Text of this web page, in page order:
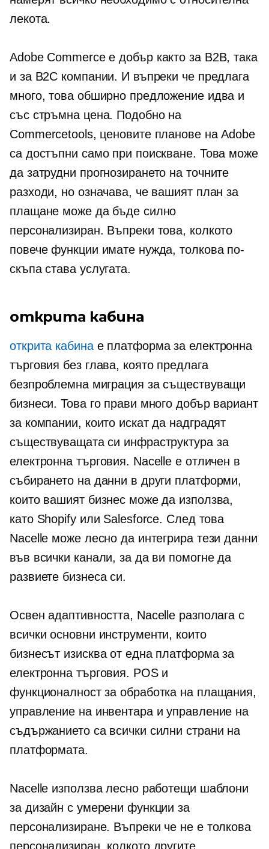
лекота.
Adobe Commerce е добър както за B2B, така
и за B2C компании. И въпреки че предлага
много, това обширно предложение идва и
със стръмна цена. Подобно на
Commercetools, ценовите планове на Adobe
са достъпни само при поискване. Това може
да затрудни прогнозирането на точните
разходи, но означава, че вашият план за
плащане може да бъде силно
персонализиран. Въпреки това, колкото
повече функции имате нужда, толкова по-
скъпа става услугата.
открита кабина
открита кабинае платформа за електронна
търговия без глава, която предлага
безпроблемна миграция за съществуващи
бизнеси. Това го прави много добър вариант
за компании, които искат да надградят
съществуващата си инфраструктура за
електронна търговия. Nacelle е отличен в
събирането на данни в други платформи,
които вашият бизнес може да използва,
като Shopify или Salesforce. След това
Nacelle може лесно да интегрира тези данни
във всички канали, за да ви помогне да
развиете бизнеса си.
Освен адаптивността, Nacelle разполага с
всички основни инструменти, които
бизнесът изисква от една платформа за
електронна търговия. POS и
функционалност за обработка на плащания,
управление на инвентара и управление на
съдържанието са всички силни страни на
платформата.
Nacelle използва лесно работещи шаблони
за дизайн с умерени функции за
персонализиране. Въпреки че не е толкова
персонализиран, колкото другите